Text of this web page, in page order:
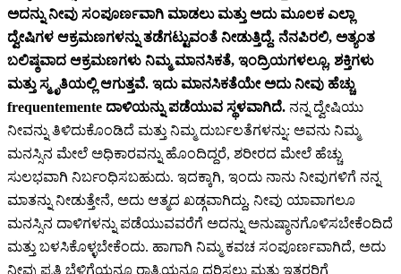
ಅದನ್ನು ನೀವು ಸಂಪೂರ್ಣವಾಗಿ ಮಾಡಲು ಮತ್ತು ಅದು ಮೂಲಕ ಎಲ್ಲಾ
ದ್ವೇಷಿಗಳ ಆಕ್ರಮಣಗಳನ್ನು ತಡೆಗಟ್ಟುವಂತೆ ನೀಡುತ್ತಿದ್ದೆ. ನೆನಪಿರಲಿ, ಅತ್ಯಂತ
ಬಲಿಷ್ಠವಾದ ಆಕ್ರಮಣಗಳು ನಿಮ್ಮ ಮಾನಸಿಕತೆ, ಇಂದ್ರಿಯಗಳಲ್ಲೂ, ಶಕ್ತಿಗಳು
ಮತ್ತು ಸ್ಮೃತಿಯಲ್ಲಿ ಆಗುತ್ತವೆ. ಇದು ಮಾನಸಿಕತೆಯೇ ಅದು ನೀವು ಹೆಚ್ಚು
frequentemente ದಾಳಿಯನ್ನು ಪಡೆಯುವ ಸ್ಥಳವಾಗಿದೆ. ನನ್ನ ದ್ವೇಷಿಯು
ನೀವನ್ನು ತಿಳಿದುಕೊಂಡಿದೆ ಮತ್ತು ನಿಮ್ಮ ದುರ್ಬಲತೆಗಳನ್ನು: ಅವನು ನಿಮ್ಮ
ಮನಸ್ಸಿನ ಮೇಲೆ ಅಧಿಕಾರವನ್ನು ಹೊಂದಿದ್ದರೆ, ಶರೀರದ ಮೇಲೆ ಹೆಚ್ಚು
ಸುಲಭವಾಗಿ ನಿರ್ಬಂಧಿಸಬಹುದು. ಇದಕ್ಕಾಗಿ, ಇಂದು ನಾನು ನೀವುಗಳಿಗೆ ನನ್ನ
ಮಾತನ್ನು ನೀಡುತ್ತೇನೆ, ಅದು ಆತ್ಮದ ಖಡ್ಗವಾಗಿದ್ದು, ನೀವು ಯಾವಾಗಲೂ
ಮನಸ್ಸಿನ ದಾಳಿಗಳನ್ನು ಪಡೆಯುವವರೆಗೆ ಅದನ್ನು ಅನುಷ್ಠಾನಗೊಳಿಸಬೇಕೆಂದಿದೆ
ಮತ್ತು ಬಳಸಿಕೊಳ್ಳಬೇಕೆಂದು. ಹಾಗಾಗಿ ನಿಮ್ಮ ಕವಚ ಸಂಪೂರ್ಣವಾಗಿದೆ, ಅದು
ನೀವು ಪ್ರತಿ ಬೆಳಿಗ್ಗೆಯನ್ನೂ ರಾತ್ರಿಯನ್ನೂ ಧರಿಸಲು ಮತ್ತು ಇತರರಿಗೆ